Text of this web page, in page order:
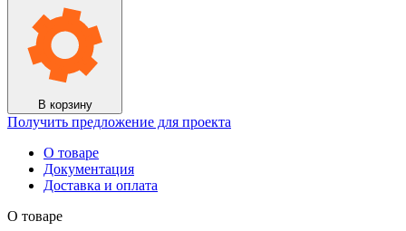
В корзину
Получить предложение для проекта
О товаре
Документация
Доставка и оплата
О товаре